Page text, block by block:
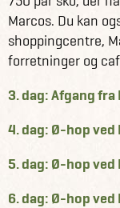
Marcos. Du kan
shoppingcentre,
forretninger og
3. dag: Afgang fra
4. dag: Ø-hop ved
5. dag: Ø-hop ved
6. dag: Ø-hop ved